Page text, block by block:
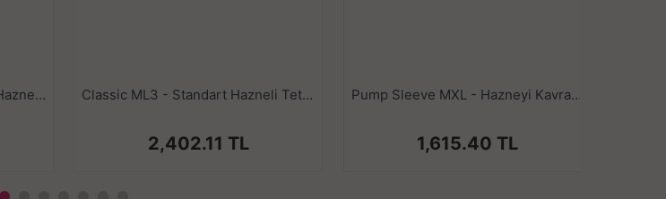
Classic MXL1 - Ekstra Büyük Hazneli 3 Silikon Penis Halkalı Profesyonel Klasik Penis Pompası Seti Classic ML3 - Standart Hazneli Tetikli Barometreli Klasik Penis Pompası - Gelişme ve Performans Etkili
2,402.11 TL
Pump Sleeve MXL - Hazneyi Kavrayan Büyük ve Geliştirilmiş Süper Gerçekçi Tırtıklı Doku Penis Pompası Vajina Başlığı
1,615.40 TL